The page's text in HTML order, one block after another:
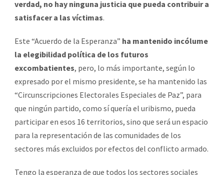
verdad, no hay ninguna justicia que pueda contribuir a
satisfacer a las víctimas.
Este “Acuerdo de la Esperanza” ha mantenido incólume
la elegibilidad política de los futuros
excombatientes, pero, lo más importante, según lo
expresado por el mismo presidente, se ha mantenido las
“Circunscripciones Electorales Especiales de Paz”, para
que ningún partido, como sí quería el uribismo, pueda
participar en esos 16 territorios, sino que será un espacio
para la representación de las comunidades de los
sectores más excluidos por efectos del conflicto armado.
Tengo la esperanza de que todos los sectores sociales